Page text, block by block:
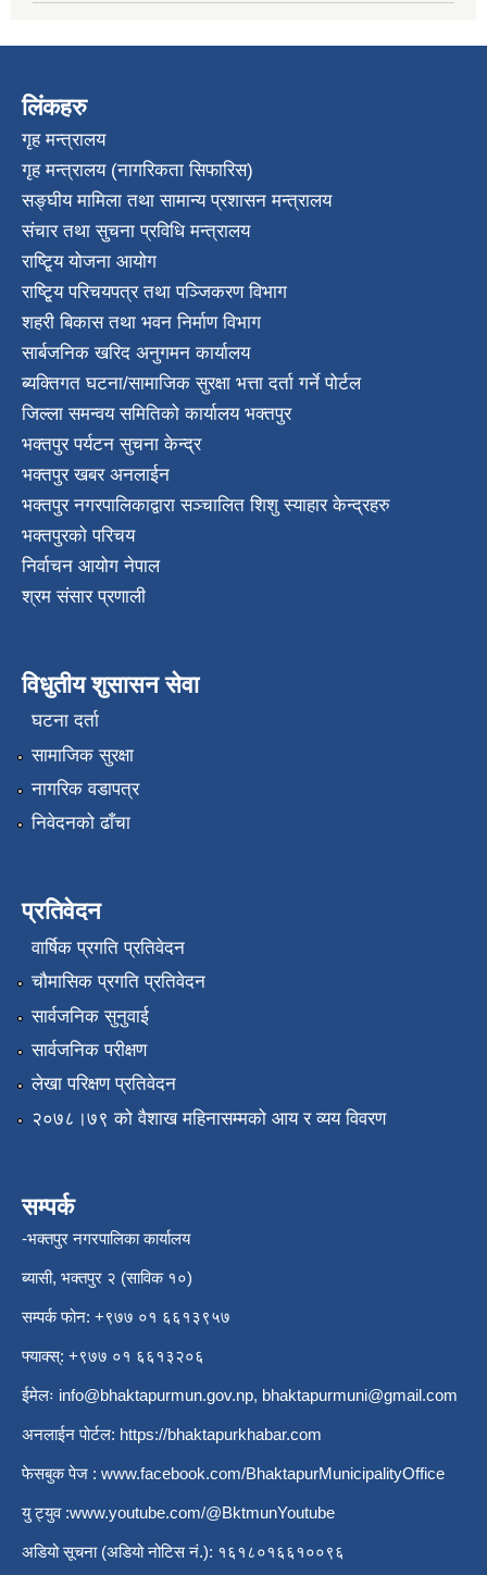
लिंकहरु
गृह मन्त्रालय
गृह मन्त्रालय (नागरिकता सिफारिस)
सङ्घीय मामिला तथा सामान्य प्रशासन मन्त्रालय
संचार तथा सुचना प्रविधि मन्त्रालय
राष्टि्ृय योजना आयोग
राष्टि्ृय परिचयपत्र तथा पञ्जिकरण विभाग
शहरी बिकास तथा भवन निर्माण विभाग
सार्बजनिक खरिद अनुगमन कार्यालय
ब्यक्तिगत घटना/सामाजिक सुरक्षा भत्ता दर्ता गर्ने पोर्टल
जिल्ला समन्वय समितिको कार्यालय भक्तपुर
भक्तपुर पर्यटन सुचना केन्द्र
भक्तपुर खबर अनलाईन
भक्तपुर नगरपालिकाद्वारा सञ्चालित शिशु स्याहार केन्द्रहरु
भक्तपुरकाे परिचय
निर्वाचन आयोग नेपाल
श्रम संसार प्रणाली
विधुतीय शुसासन सेवा
घटना दर्ता
सामाजिक सुरक्षा
नागरिक वडापत्र
निवेदनको ढाँचा
प्रतिवेदन
वार्षिक प्रगति प्रतिवेदन
चौमासिक प्रगति प्रतिवेदन
सार्वजनिक सुनुवाई
सार्वजनिक परीक्षण
लेखा परिक्षण प्रतिवेदन
२०७८।७९ को वैशाख महिनासम्मको आय र व्यय विवरण
सम्पर्क
-भक्तपुर नगरपालिका कार्यालय
ब्यासी, भक्तपुर २ (साविक १०)
सम्पर्क फोन: +९७७ ०१ ६६१३९५७
फ्याक्स्: +९७७ ०१ ६६१३२०६
ईमेलः info@bhaktapurmun.gov.np, bhaktapurmuni@gmail.com
अनलाईन पोर्टल: https://bhaktapurkhabar.com
फेसबुक पेज : www.facebook.com/BhaktapurMunicipalityOffice
यु ट्युव :www.youtube.com/@BktmunYoutube
अडियो सूचना (अडियो नोटिस नं.): १६१८०१६६१००९६